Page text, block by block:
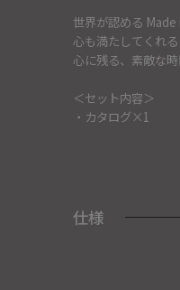
世界が認める Made
心も満たしてくれる
心に残る、素敵な時
＜セット内容＞
・カタログ×1
仕様